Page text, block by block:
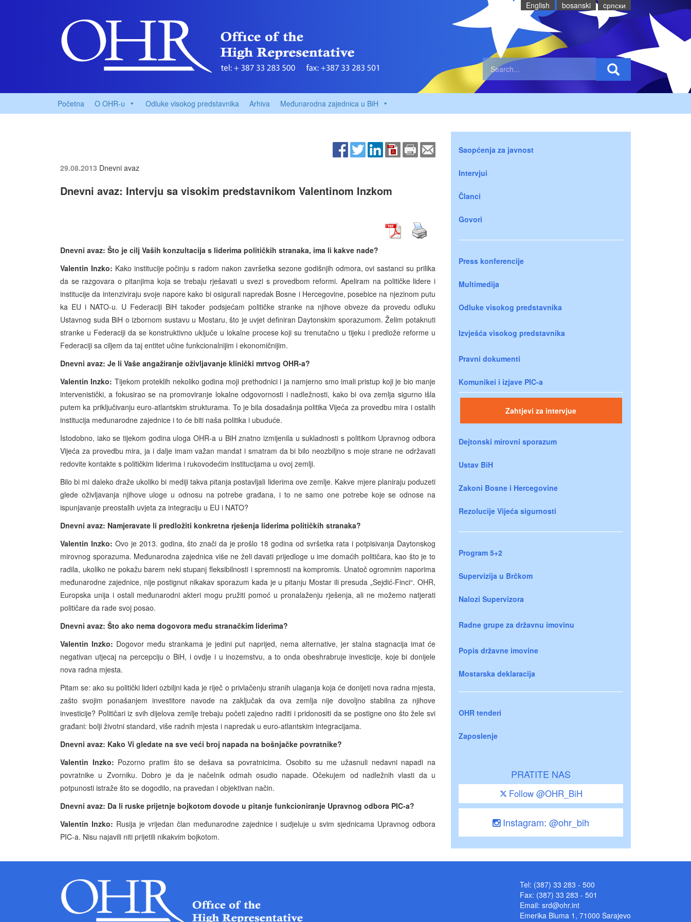
English bosanski cрпски
Početna O OHR-u Odluke visokog predstavnika Arhiva Međunarodna zajednica u BiH
29.08.2013 Dnevni avaz
Dnevni avaz: Intervju sa visokim predstavnikom Valentinom Inzkom
Dnevni avaz: Što je cilj Vaših konzultacija s liderima političkih stranaka, ima li kakve nade?
Valentin Inzko: Kako institucije počinju s radom nakon završetka sezone godišnjih odmora, ovi sastanci su prilika
da se razgovara o pitanjima koja se trebaju rješavati u svezi s provedbom reformi. Apeliram na političke lidere i
institucije da intenziviraju svoje napore kako bi osigurali napredak Bosne i Hercegovine, posebice na njezinom putu
ka EU i NATO-u. U Federaciji BiH također podsjećam političke stranke na njihove obveze da provedu odluku
Ustavnog suda BiH o izbornom sustavu u Mostaru, što je uvjet definiran Daytonskim sporazumom. Želim potaknuti
stranke u Federaciji da se konstruktivno uključe u lokalne procese koji su trenutačno u tijeku i predlože reforme u
Federaciji sa ciljem da taj entitet učine funkcionalnijim i ekonomičnijim.
Dnevni avaz: Je li Vaše angažiranje oživljavanje klinički mrtvog OHR-a?
Valentin Inzko: Tijekom proteklih nekoliko godina moji prethodnici i ja namjerno smo imali pristup koji je bio manje
intervenistički, a fokusirao se na promoviranje lokalne odgovornosti i nadležnosti, kako bi ova zemlja sigurno išla
putem ka priključivanju euro-atlantskim strukturama. To je bila dosadašnja politika Vijeća za provedbu mira i ostalih
institucija međunarodne zajednice i to će biti naša politika i ubuduće.
Istodobno, iako se tijekom godina uloga OHR-a u BiH znatno izmijenila u sukladnosti s politikom Upravnog odbora
Vijeća za provedbu mira, ja i dalje imam važan mandat i smatram da bi bilo neozbiljno s moje strane ne održavati
redovite kontakte s političkim liderima i rukovodećim institucijama u ovoj zemlji.
Bilo bi mi daleko draže ukoliko bi mediji takva pitanja postavljali liderima ove zemlje. Kakve mjere planiraju poduzeti
glede oživljavanja njihove uloge u odnosu na potrebe građana, i to ne samo one potrebe koje se odnose na
ispunjavanje preostalih uvjeta za integraciju u EU i NATO?
Dnevni avaz: Namjeravate li predložiti konkretna rješenja liderima političkih stranaka?
Valentin Inzko: Ovo je 2013. godina, što znači da je prošlo 18 godina od svršetka rata i potpisivanja Daytonskog
mirovnog sporazuma. Međunarodna zajednica više ne želi davati prijedloge u ime domaćih političara, kao što je to
radila, ukoliko ne pokažu barem neki stupanj fleksibilnosti i spremnosti na kompromis. Unatoč ogromnim naporima
međunarodne zajednice, nije postignut nikakav sporazum kada je u pitanju Mostar ili presuda „Sejdić-Finci“. OHR,
Europska unija i ostali međunarodni akteri mogu pružiti pomoć u pronalaženju rješenja, ali ne možemo natjerati
političare da rade svoj posao.
Dnevni avaz: Što ako nema dogovora među stranačkim liderima?
Valentin Inzko: Dogovor među strankama je jedini put naprijed, nema alternative, jer stalna stagnacija imat će
negativan utjecaj na percepciju o BiH, i ovdje i u inozemstvu, a to onda obeshrabruje investicije, koje bi donijele
nova radna mjesta.
Pitam se: ako su politički lideri ozbiljni kada je riječ o privlačenju stranih ulaganja koja će donijeti nova radna mjesta,
zašto svojim ponašanjem investitore navode na zaključak da ova zemlja nije dovoljno stabilna za njihove
investicije? Političari iz svih dijelova zemlje trebaju početi zajedno raditi i pridonositi da se postigne ono što žele svi
građani: bolji životni standard, više radnih mjesta i napredak u euro-atlantskim integracijama.
Dnevni avaz: Kako Vi gledate na sve veći broj napada na bošnjačke povratnike?
Valentin Inzko: Pozorno pratim što se dešava sa povratnicima. Osobito su me užasnuli nedavni napadi na
povratnike u Zvorniku. Dobro je da je načelnik odmah osudio napade. Očekujem od nadležnih vlasti da u
potpunosti istraže što se dogodilo, na pravedan i objektivan način.
Dnevni avaz: Da li ruske prijetnje bojkotom dovode u pitanje funkcioniranje Upravnog odbora PIC-a?
Valentin Inzko: Rusija je vrijedan član međunarodne zajednice i sudjeluje u svim sjednicama Upravnog odbora
PIC-a. Nisu najavili niti prijetili nikakvim bojkotom.
Saopćenja za javnost
Intervjui
Članci
Govori
Press konferencije
Multimedija
Odluke visokog predstavnika
Izvješća visokog predstavnika
Pravni dokumenti
Komunikei i izjave PIC-a
Zahtjevi za intervjue
Dejtonski mirovni sporazum
Ustav BiH
Zakoni Bosne i Hercegovine
Rezolucije Vijeća sigurnosti
Program 5+2
Supervizija u Brčkom
Nalozi Supervizora
Radne grupe za državnu imovinu
Popis državne imovine
Mostarska deklaracija
OHR tenderi
Zaposlenje
PRATITE NAS
Follow @OHR_BiH
Instagram: @ohr_bih
Tel: (387) 33 283 - 500
Fax: (387) 33 283 - 501
Email: srd@ohr.int
Emerika Bluma 1, 71000 Sarajevo